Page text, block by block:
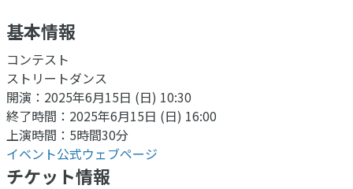
基本情報
コンテスト
ストリートダンス
開演：2025年6月15日 (日) 10:30
終了時間：2025年6月15日 (日) 16:00
上演時間：5時間30分
イベント公式ウェブページ
チケット情報